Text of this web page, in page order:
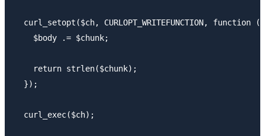
curl_setopt($ch, CURLOPT_WRITEFUNCTION, function
    $body .= $chunk;
    return strlen($chunk);
  });
  curl_exec($ch);